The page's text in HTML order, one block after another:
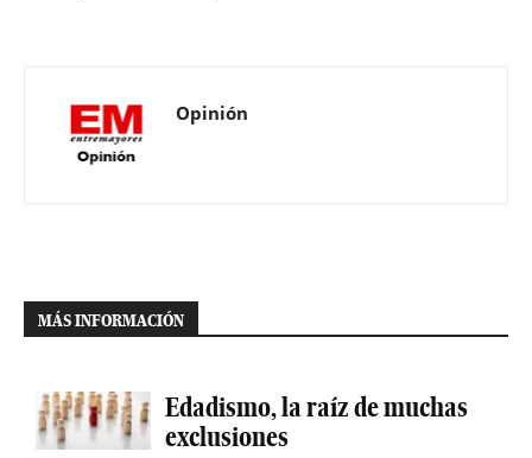
Opinión
MÁS INFORMACIÓN
Edadismo, la raíz de muchas
exclusiones